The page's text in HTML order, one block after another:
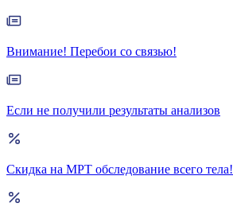
Внимание! Перебои со связью!
Если не получили результаты анализов
Скидка на МРТ обследование всего тела!